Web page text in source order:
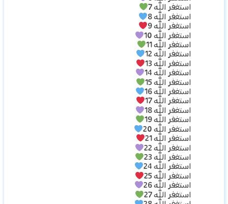
استغفر الله 7
استغفر الله 8
استغفر الله 9
استغفر الله 10
استغفر الله 11
استغفر الله 12
استغفر الله 13
استغفر الله 14
استغفر الله 15
استغفر الله 16
استغفر الله 17
استغفر الله 18
استغفر الله 19
استغفر الله 20
استغفر الله 21
استغفر الله 22
استغفر الله 23
استغفر الله 24
استغفر الله 25
استغفر الله 26
استغفر الله 27